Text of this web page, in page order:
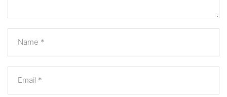
Name *
Email *